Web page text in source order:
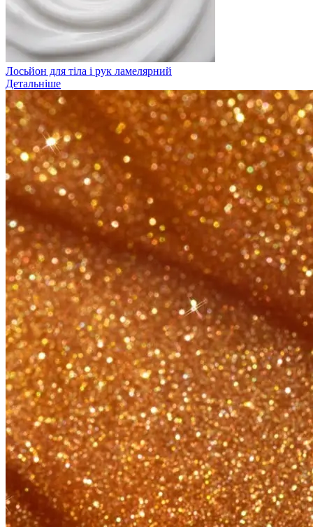
Лосьйон для тіла і рук ламелярний
Детальніше